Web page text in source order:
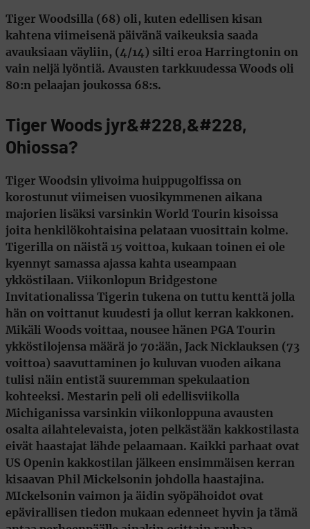
Tiger Woodsilla (68) oli, kuten edellisen kisan
kahtena viimeisenä päivänä vaikeuksia saada
avauksiaan väyliin, (4/14) silti eroa Harringtonin on
vain neljä lyöntiä. Avausten tarkkuudessa Woods oli
80:n pelaajan joukossa 68:s.
Tiger Woods jyr&#228,&#228,
Ohiossa?
Tiger Woodsin ylivoima huippugolfissa on
korostunut viimeisen vuosikymmenen aikana
majorien lisäksi varsinkin World Tourin kisoissa
joita henkilökohtaisina pelataan vuosittain kolme.
Tigerilla on näistä 15 voittoa, kukaan toinen ei ole
kyennyt samassa ajassa kahta useampaan
ykköstilaan. Viikonlopun Bridgestone
Invitationalissa Tigerin tukena on tuttu kenttä jolla
hän on voittanut kuudesti ja ollut kerran kakkonen.
Mikäli Woods voittaa, nousee hänen PGA Tourin
ykköstilojensa määrä jo 70:ään,
Jack Nicklauksen (73
voittoa) saavuttaminen jo kuluvan vuoden aikana
tulisi näin entistä suuremman spekulaation
kohteeksi. Mestarin peli oli edellisviikolla
Michiganissa varsinkin viikonloppuna avausten
osalta ailahtelevaista, joten pelkästään kakkostilasta
eivät haastajat lähde pelaamaan. Kaikki parhaat ovat
US Openin kakkostilan jälkeen ensimmäisen kerran
kisaavan Phil Mickelsonin johdolla haastajina.
MIckelsonin vaimon ja äidin syöpähoidot ovat
epävirallisen tiedon mukaan edenneet hyvin ja tämä